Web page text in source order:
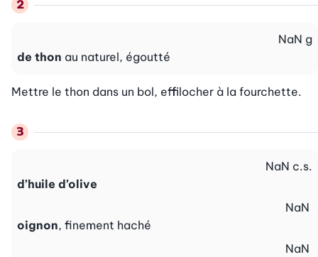
de thon au naturel, égoutté
NaN g
Mettre le thon dans un bol, effilocher à la fourchette.
d’huile d’olive
NaN c.s.
oignon, finement haché
NaN
NaN